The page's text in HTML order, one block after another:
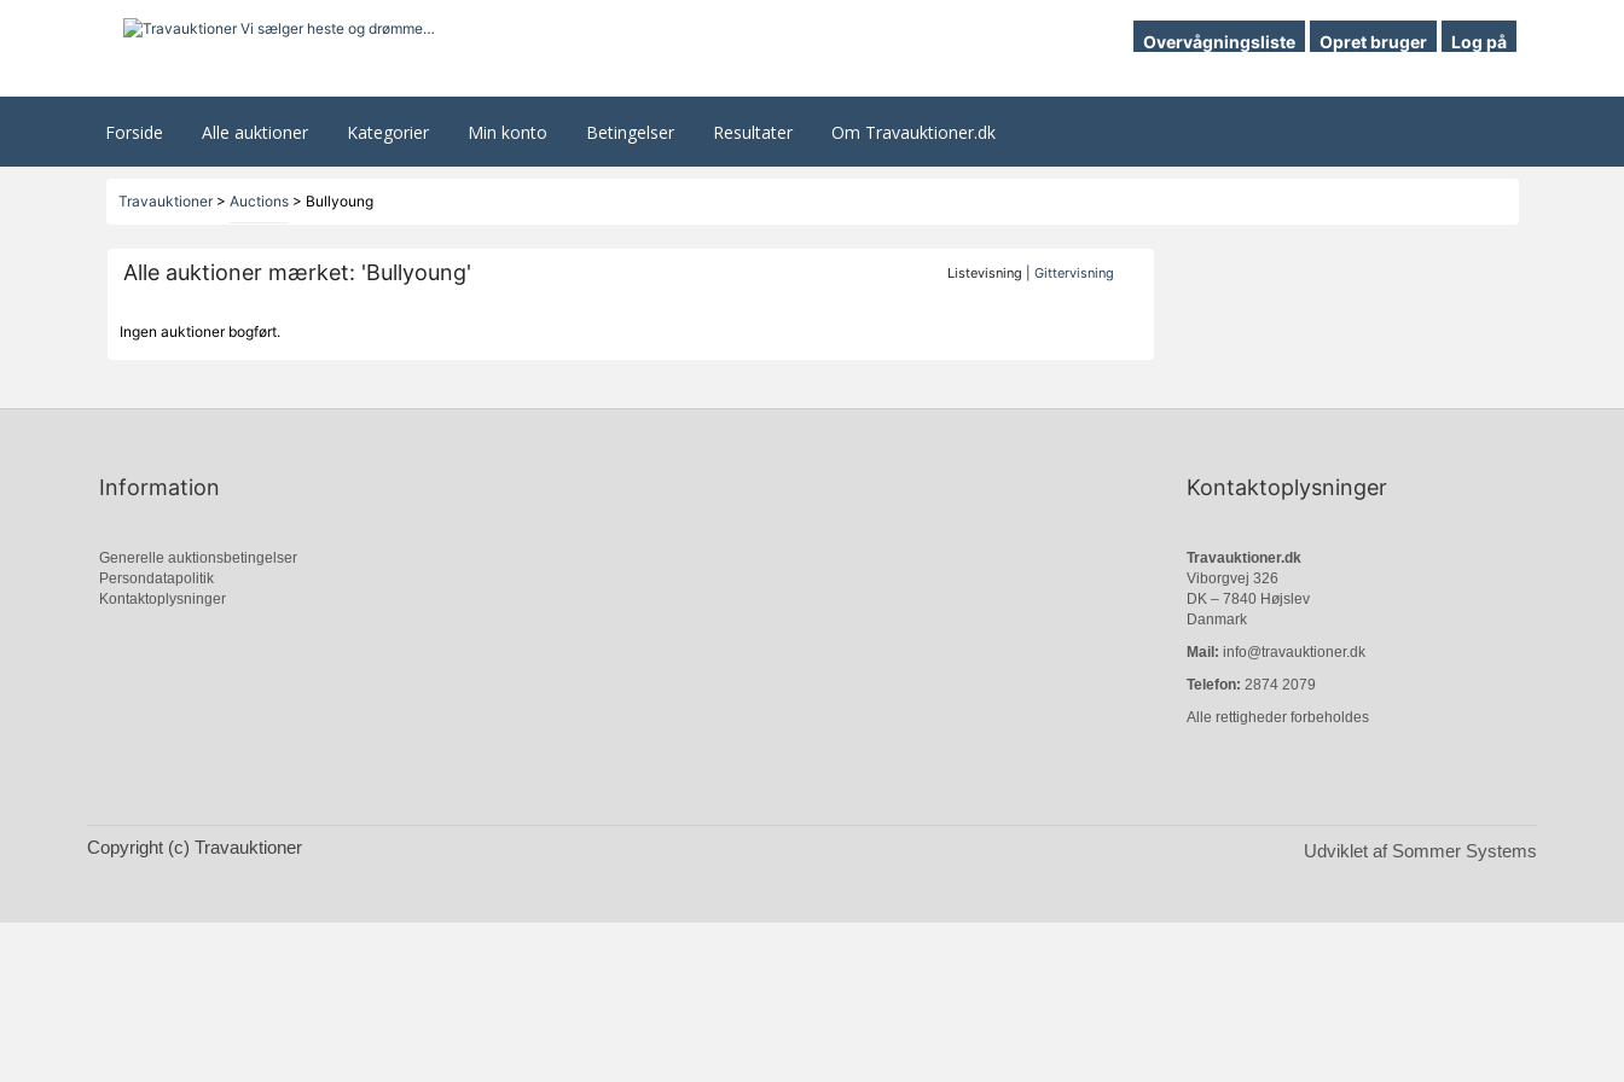
Overvågningsliste Opret bruger Log på
Forside Alle auktioner Kategorier Min konto Betingelser Resultater Om Travauktioner.dk
Travauktioner> Auctions> Bullyoung
Alle auktioner mærket: 'Bullyoung' Listevisning |Gittervisning
Ingen auktioner bogført.
Information
Generelle auktionsbetingelser
Persondatapolitik
Kontaktoplysninger
Kontaktoplysninger
Travauktioner.dk
Viborgvej 326
DK – 7840 Højslev
Danmark
Mail: info@travauktioner.dk
Telefon: 2874 2079
Alle rettigheder forbeholdes
Copyright (c) Travauktioner Udviklet af Sommer Systems